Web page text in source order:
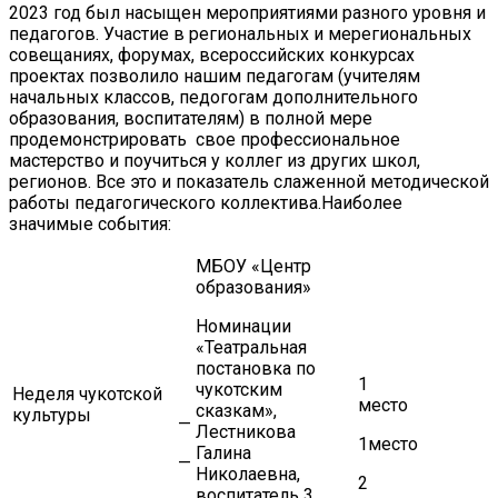
2023 год был насыщен мероприятиями разного уровня и
педагогов. Участие в региональных и мерегиональных
совещаниях, форумах, всероссийских конкурсах
проектах позволило нашим педагогам (учителям
начальных классов, педогогам дополнительного
образования, воспитателям) в полной мере
продемонстрировать свое профессиональное
мастерство и поучиться у коллег из других школ,
регионов. Все это и показатель слаженной методической
работы педагогического коллектива.Наиболее
значимые события:
Неделя чукотской
культуры
—
—
МБОУ «Центр
образования»
Номинации
«Театральная
постановка по
чукотским
сказкам»,
Лестникова
Галина
Николаевна,
1
место
1место
2